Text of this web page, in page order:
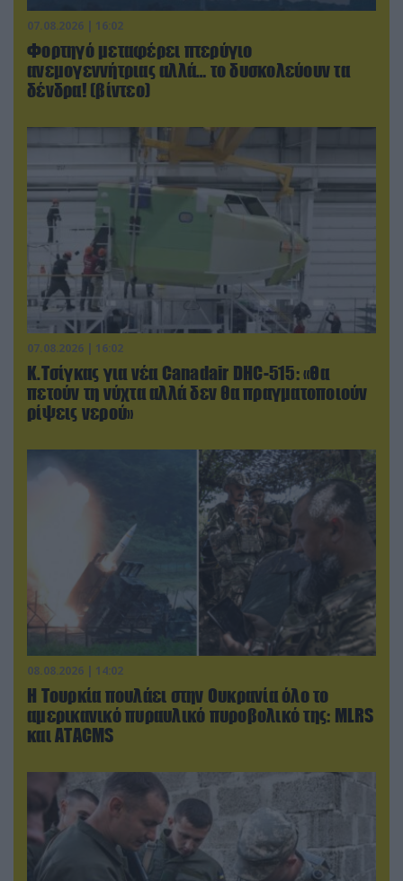
07.08.2026 | 16:02
Φορτηγό μεταφέρει πτερύγιο
ανεμογεννήτριας αλλά… το δυσκολεύουν τα
δένδρα! (βίντεο)
07.08.2026 | 16:02
Κ.Τσίγκας για νέα Canadair DHC-515: «Θα
πετούν τη νύχτα αλλά δεν θα πραγματοποιούν
ρίψεις νερού»
08.08.2026 | 14:02
Η Τουρκία πουλάει στην Ουκρανία όλο το
αμερικανικό πυραυλικό πυροβολικό της: MLRS
και ΑΤΑCMS